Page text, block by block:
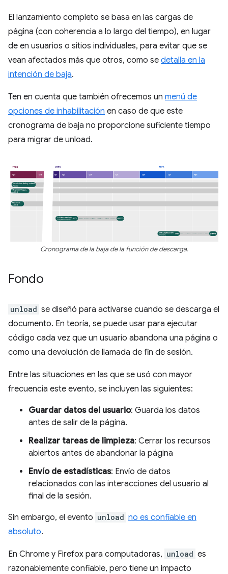
El lanzamiento completo se basa en las cargas de
página (con coherencia a lo largo del tiempo), en lugar
de en usuarios o sitios individuales, para evitar que se
vean afectados más que otros, como se detalla en la
intención de baja.
Ten en cuenta que también ofrecemos un menú de
opciones de inhabilitación en caso de que este
cronograma de baja no proporcione suficiente tiempo
para migrar de unload.
Cronograma de la baja de la función de descarga.
Fondo
unload se diseñó para activarse cuando se descarga el
documento. En teoría, se puede usar para ejecutar
código cada vez que un usuario abandona una página o
como una devolución de llamada de fin de sesión.
Entre las situaciones en las que se usó con mayor
frecuencia este evento, se incluyen las siguientes:
Guardar datos del usuario: Guarda los datos
antes de salir de la página.
Realizar tareas de limpieza: Cerrar los recursos
abiertos antes de abandonar la página
Envío de estadísticas: Envío de datos
relacionados con las interacciones del usuario al
final de la sesión.
Sin embargo, el evento unload no es confiable en
absoluto.
En Chrome y Firefox para computadoras, unload es
razonablemente confiable, pero tiene un impacto